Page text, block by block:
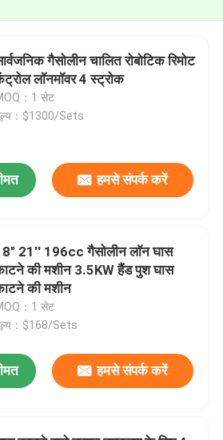
गैसोलीन चालित रोबोटिक रिमोट
लॉनमॉवर 4 स्ट्रोक
：1 सेट
：$1300/Sets
हमसे संपर्क करें
21'' 196cc गैसोलीन लॉन घास
की मशीन 3.5KW हैंड पुश घास
की मशीन
：1 सेट
：$168/Sets
हमसे संपर्क करें